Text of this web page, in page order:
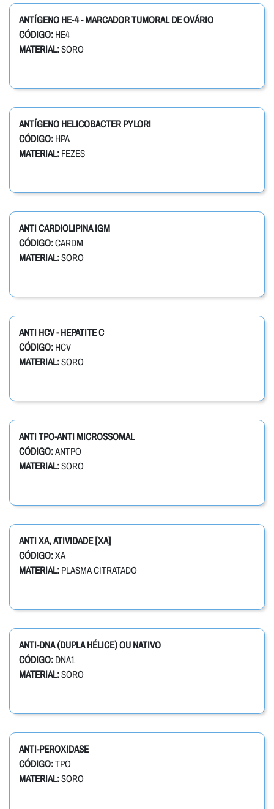
ANTÍGENO HE-4 - MARCADOR TUMORAL DE OVÁRIO
CÓDIGO: HE4
MATERIAL:SORO
ANTÍGENO HELICOBACTER PYLORI
CÓDIGO: HPA
MATERIAL: FEZES
ANTI CARDIOLIPINA IGM
CÓDIGO:CARDM
MATERIAL:SORO
ANTI HCV - HEPATITE C
CÓDIGO: HCV
MATERIAL:SORO
ANTI TPO-ANTI MICROSSOMAL
CÓDIGO:ANTPO
MATERIAL:SORO
ANTI XA, ATIVIDADE [XA]
CÓDIGO:XA
MATERIAL: PLASMA CITRATADO
ANTI-DNA (DUPLA HÉLICE) OU NATIVO
CÓDIGO: DNA1
MATERIAL:SORO
ANTI-PEROXIDASE
CÓDIGO:TPO
MATERIAL:SORO